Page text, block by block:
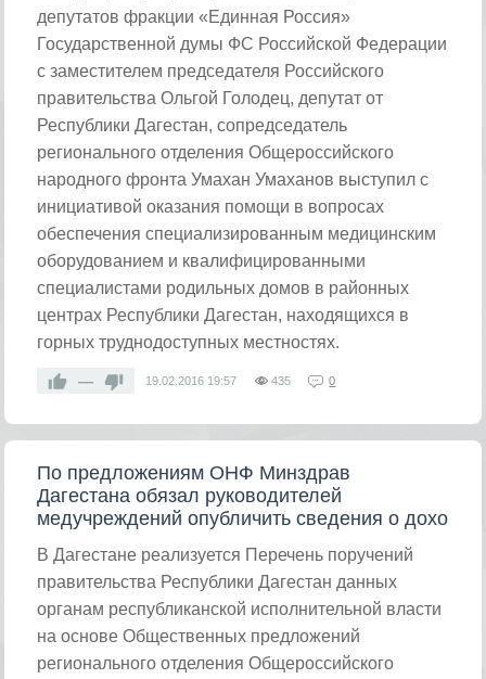
депутатов фракции «Единная Россия»
Государственной думы ФС Российской Федерации
с заместителем председателя Российского
правительства Ольгой Голодец, депутат от
Республики Дагестан, сопредседатель
регионального отделения Общероссийского
народного фронта Умахан Умаханов выступил с
инициативой оказания помощи в вопросах
обеспечения специализированным медицинским
оборудованием и квалифицированными
специалистами родильных домов в районных
центрах Республики Дагестан, находящихся в
горных труднодоступных местностях.
— 19.02.2016 19:57 435 0
По предложениям ОНФ Минздрав
Дагестана обязал руководителей
медучреждений опубличить сведения о дохо
В Дагестане реализуется Перечень поручений
правительства Республики Дагестан данных
органам республиканской исполнительной власти
на основе Общественных предложений
регионального отделения Общероссийского